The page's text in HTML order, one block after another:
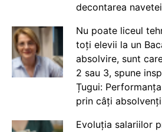
decontarea navetei
Nu poate liceul
toți elevii la un
absolvire, sunt
2 sau 3, spune
Țugui:
prin câți
Evoluția salariilor